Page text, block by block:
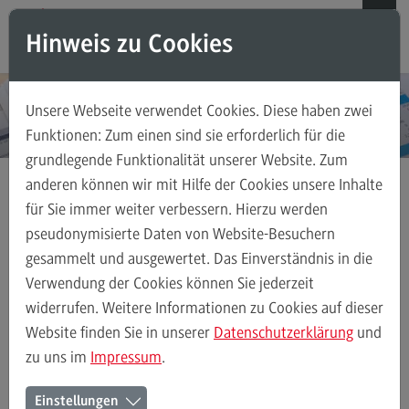
Direkt zum Inhalt
Direkt zum Hauptmenu
Direkt zum Footer
Weiterbildungsangebote für Einzelpersonen
Weiterbildungsangebote für Einzelpersonen
Weiterbildungsarten
FAQ
Kontakt
Weiterbildungsangebote für Unternehmen
Accouting, Controlling, Taxation
Accounting, Controlling,
Taxation –
Zertifikatsprogramm
Hinweis zu Cookies
Unsere Webseite verwendet Cookies. Diese haben zwei
Funktionen: Zum einen sind sie erforderlich für die
grundlegende Funktionalität unserer Website. Zum
anderen können wir mit Hilfe der Cookies unsere Inhalte
für Sie immer weiter verbessern. Hierzu werden
pseudonymisierte Daten von Website-Besuchern
gesammelt und ausgewertet. Das Einverständnis in die
Verwendung der Cookies können Sie jederzeit
widerrufen. Weitere Informationen zu Cookies auf dieser
Website finden Sie in unserer Datenschutzerklärung und
zu uns im Impressum.
Einstellungen